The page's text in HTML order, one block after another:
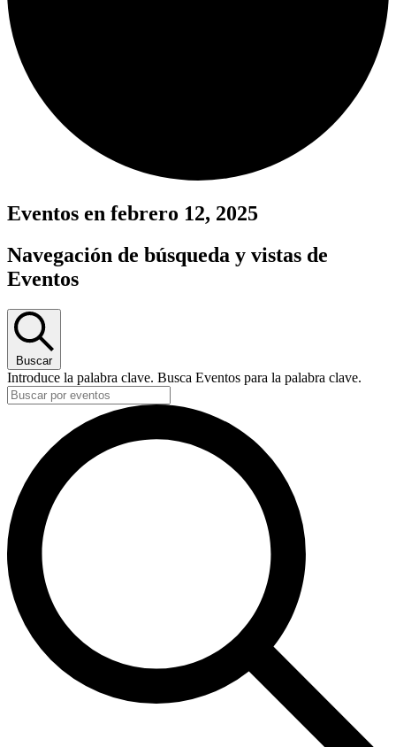
Eventos en febrero 12, 2025
Navegación de búsqueda y vistas de
Eventos
Buscar
Introduce la palabra clave. Busca Eventos para la palabra clave.